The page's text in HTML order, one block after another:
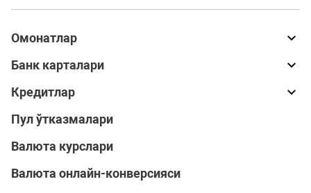
Омонатлар
Банк карталари
Кредитлар
Пул ўтказмалари
Валюта курслари
Валюта онлайн-конверсияси